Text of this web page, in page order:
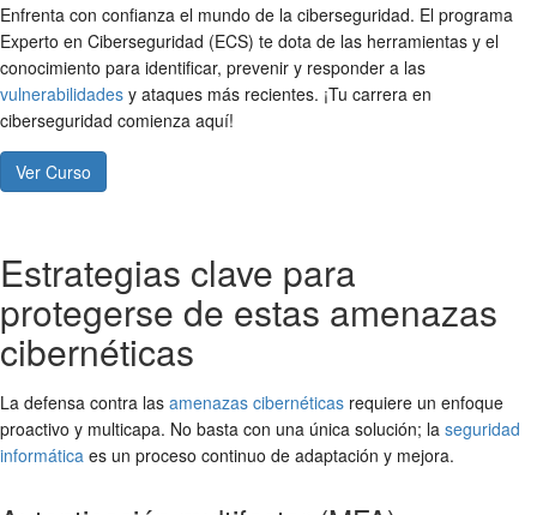
Enfrenta con confianza el mundo de la ciberseguridad. El programa
Experto en Ciberseguridad (ECS) te dota de las herramientas y el
conocimiento para identificar, prevenir y responder a las
vulnerabilidades y ataques más recientes. ¡Tu carrera en
ciberseguridad comienza aquí!
Ver Curso
Estrategias clave para
protegerse de estas amenazas
cibernéticas
La defensa contra las amenazas cibernéticas requiere un enfoque
proactivo y multicapa. No basta con una única solución; la seguridad
informática es un proceso continuo de adaptación y mejora.